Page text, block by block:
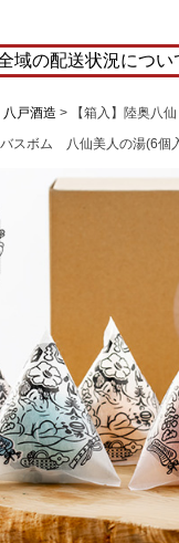
域の配送状況につい
戸酒造
【箱入】陸奥
スボム 八仙美人の湯(6個